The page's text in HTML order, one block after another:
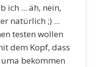
ich ... äh, nein,
natürlich ;) ...
testen wollen
dem Kopf, dass
bekommen